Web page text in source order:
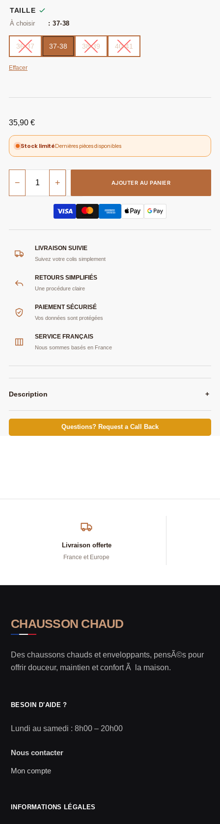
TAILLE
: 37-38
36-37 37-38 38-39 40-41
Effacer
35,90 €
Stock limitéDernières pièces disponibles
− + AJOUTER AU PANIER
LIVRAISON SUIVIE
Suivez votre colis simplement
RETOURS SIMPLIFIÉS
Une procédure claire
PAIEMENT SÉCURISÉ
Vos données sont protégées
SERVICE FRANÇAIS
Nous sommes basés en France
Description +
Questions? Request a Call Back
Livraison offerte
France et Europe
CHAUSSON CHAUD
Des chaussons chauds et enveloppants, pensÃ©s pour
offrir douceur, maintien et confort Ã la maison.
BESOIN D'AIDE ?
Lundi au samedi : 8h00 – 20h00
Nous contacter
Mon compte
INFORMATIONS LÉGALES